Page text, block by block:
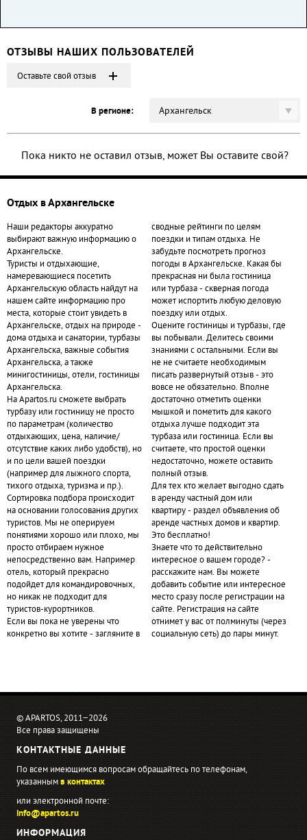
ОТЗЫВЫ НАШИХ ПОЛЬЗОВАТЕЛЕЙ
Оставьте свой отзыв
В регионе: Архангельск
Пока никто не оставил отзыв, может Вы оставите свой?
Отдых в Архангельске
Наши редакторы аккуратно
выбирают важную информацию о
Архангельске.
Туристы и отдыхающие,
намеревающиеся посетить
Архангельскую область найдут на
нашем сайте информацию про
места, которые стоит увидеть в
Архангельске, отдых на природе -
дома отдыха и санатории, турбазы
Архангельска, важные события
Архангельска, а также
минигостиницы, отели, гостиницы
Архангельска.
На Apartos.ru сможете выбрать
турбазу или гостиницу не просто
по параметрам (количество
отдыхающих, цена, наличие/
отсутствие каких либо удобств), но
и по цели вашей поездки
(например для лыжного спорта,
тихого отдыха, туризма и пр.).
Сортировка подбора происходит
на основании голосования других
туристов. Мы не оперируем
понятиями хорошо или плохо, мы
просто отбираем нужное
непосредственно вам. Например
отель, который прекрасно
подойдет для командировочных,
но никак не подходит для
туристов-курортников.
Если вы пока не уверены что
конкретно вы хотите - загляните в
сводные рейтинги по целям
поездки и типам отдыха. Не
забудьте посмотреть прогноз
погоды в Архангельске. Какая бы
прекрасная ни была гостиница
или турбаза - скверная погода
может испортить любую деловую
поездку или отдых.
Оцените гостиницы и турбазы, где
вы побывали. Делитесь своими
знаниями с остальными. Если вы
не не считаете необходимым
писать развернутый отзыв - это
вовсе не обязательно. Вполне
достаточно отметить оценки
мышкой и пометить для какого
отдыха лучше подходит эта
турбаза или гостиница. Если вы
считаете, что простой оценки
недостаточно, можете оставить
полный отзыв.
Для тех кто желает выгодно сдать
в аренду частный дом или
квартиру - раздел объявления об
аренде частных домов и квартир.
Это бесплатно!
Знаете что то действительно
интересное о вашем городе? -
расскажите нам. Вы можете
добавить событие или интересное
место сразу после регистрации на
сайте. Регистрация на сайте
отнимет у вас от полминуты (через
социальную сеть) до пары минут.
© APARTOS, 2011−2026
Все права защищены
КОНТАКТНЫЕ ДАННЫЕ
По всем имеющимся вопросам обращайтесь по телефонам,
указаннымв контактах
или электронной почте:
info@apartos.ru
ИНФОРМАЦИЯ